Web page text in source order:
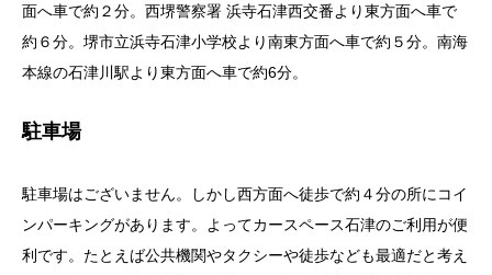
面へ車で約２分。西堺警察署 浜寺石津西交番より東方面へ車で
約６分。堺市立浜寺石津小学校より南東方面へ車で約５分。南海
本線の石津川駅より東方面へ車で約6分。
駐車場
駐車場はございません。しかし西方面へ徒歩で約４分の所にコイ
ンパーキングがあります。よってカースペース石津のご利用が便
利です。たとえば公共機関やタクシーや徒歩なども最適だと考え